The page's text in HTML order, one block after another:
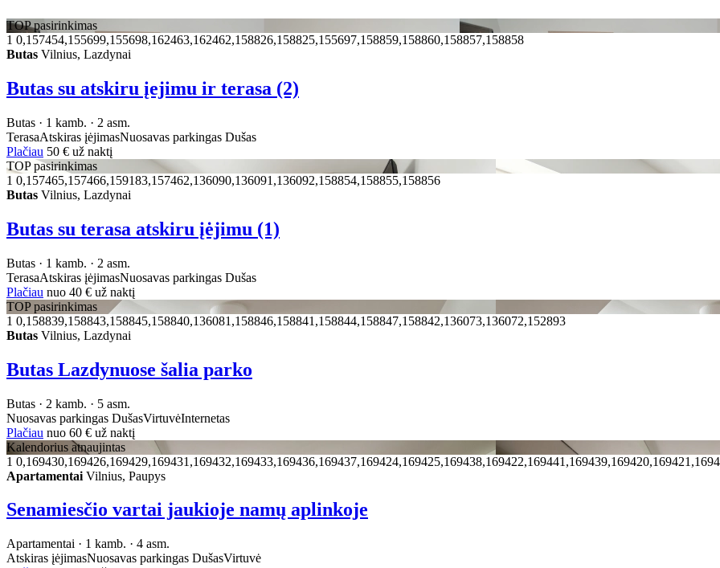
TOP pasirinkimas
1 0,157454,155699,155698,162463,162462,158826,158825,155697,158859,158860,158857,158858
Butas Vilnius, Lazdynai
Butas su atskiru įejimu ir terasa (2)
Butas · 1 kamb. · 2 asm.
TerasaAtskiras įėjimasNuosavas parkingas Dušas
Plačiau 50 € už naktį
TOP pasirinkimas
1 0,157465,157466,159183,157462,136090,136091,136092,158854,158855,158856
Butas Vilnius, Lazdynai
Butas su terasa atskiru įėjimu (1)
Butas · 1 kamb. · 2 asm.
TerasaAtskiras įėjimasNuosavas parkingas Dušas
Plačiau nuo 40 € už naktį
TOP pasirinkimas
1 0,158839,158843,158845,158840,136081,158846,158841,158844,158847,158842,136073,136072,152893
Butas Vilnius, Lazdynai
Butas Lazdynuose šalia parko
Butas · 2 kamb. · 5 asm.
Nuosavas parkingas DušasVirtuvėInternetas
Plačiau nuo 60 € už naktį
Kalendorius atnaujintas
1
Apartamentai Vilnius, Paupys
Senamiesčio vartai jaukioje namų aplinkoje
Apartamentai · 1 kamb. · 4 asm.
Atskiras įėjimasNuosavas parkingas DušasVirtuvė